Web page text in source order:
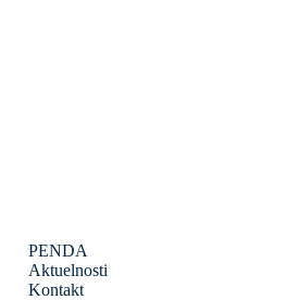
PENDA
Aktuelnosti
Kontakt